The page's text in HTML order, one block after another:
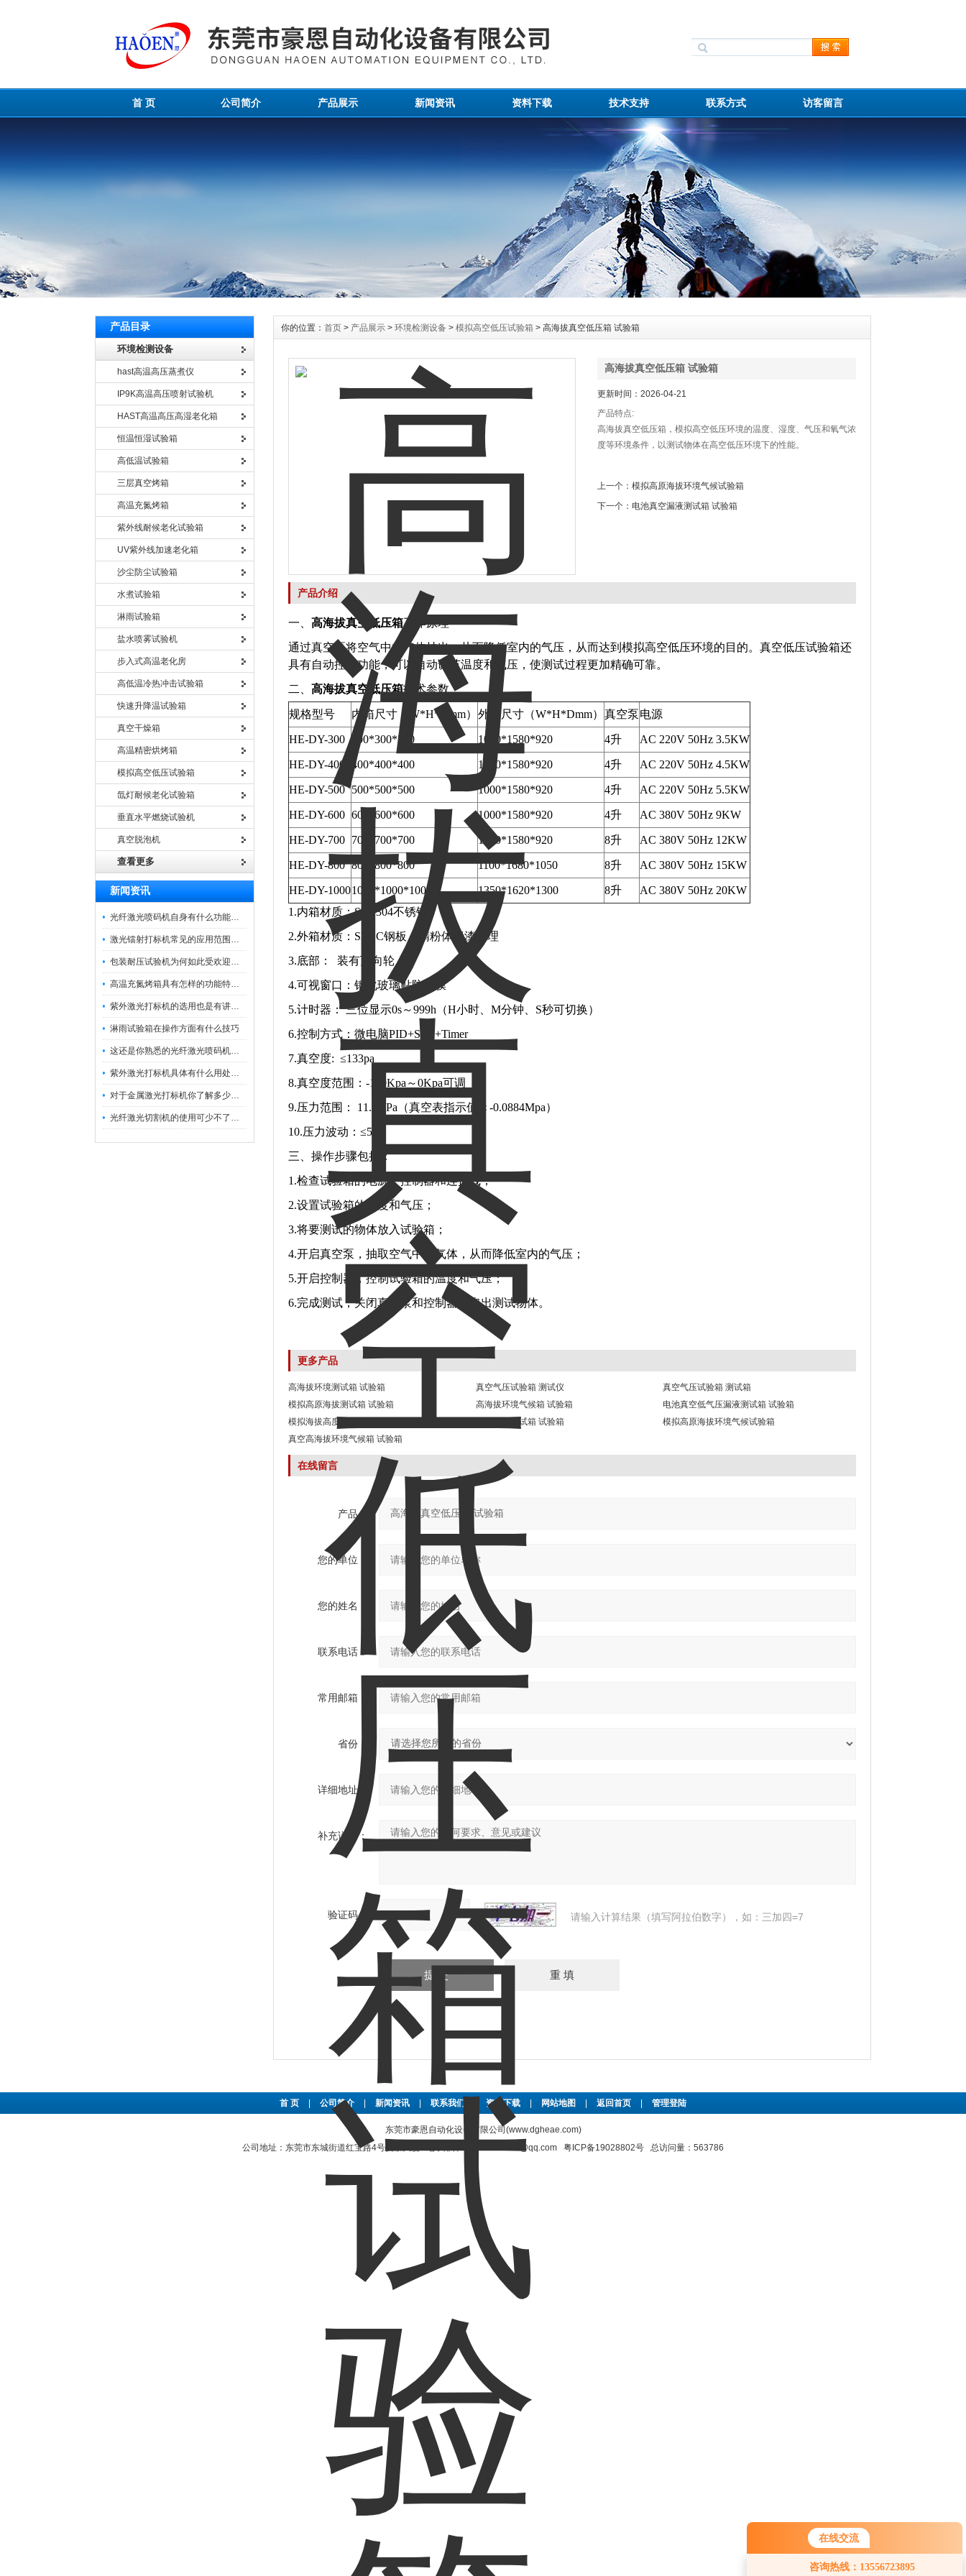
在线交流
咨询热线：13556723895
您好！欢迎前来咨询，很高兴为您
服务，请问您要咨询什么问题呢？
首 页 公司简介 产品展示 新闻资讯 资料下载 技术支持 联系方式 访客留言
产品目录
环境检测设备
hast高温高压蒸煮仪
IP9K高温高压喷射试验机
HAST高温高压高湿老化箱
恒温恒湿试验箱
高低温试验箱
三层真空烤箱
高温充氮烤箱
紫外线耐候老化试验箱
UV紫外线加速老化箱
沙尘防尘试验箱
水煮试验箱
淋雨试验箱
盐水喷雾试验机
步入式高温老化房
高低温冷热冲击试验箱
快速升降温试验箱
真空干燥箱
高温精密烘烤箱
模拟高空低压试验箱
氙灯耐候老化试验箱
垂直水平燃烧试验机
真空脱泡机
查看更多
新闻资讯
光纤激光喷码机自身有什么功能？不妨看看下文
激光镭射打标机常见的应用范围如下
包装耐压试验机为何如此受欢迎呢？
高温充氮烤箱具有怎样的功能特点呢？
紫外激光打标机的选用也是有讲究的
淋雨试验箱在操作方面有什么技巧
这还是你熟悉的光纤激光喷码机吗？
紫外激光打标机具体有什么用处呢？
对于金属激光打标机你了解多少呢？
光纤激光切割机的使用可少不了以下步骤
你的位置： 首页 > 产品展示 > 环境检测设备 > 模拟高空低压试验箱 > 高海拔真空低压箱 试验箱
高海拔真空低压箱 试验箱
更新时间：2026-04-21
产品特点:
高海拔真空低压箱，模拟高空低压环境的温度、湿度、气压和氧气浓
度等环境条件，以测试物体在高空低压环境下的性能。
上一个： 模拟高原海拔环境气候试验箱
下一个： 电池真空漏液测试箱 试验箱
产品介绍
一、 高海拔真空低压箱工作原理
通过真空泵将空气中的气体抽出，从而降低室内的气压，从而达到模拟高空低压环境的目的。真空低压试验箱还
具有自动控制功能，可以自动调节温度和气压，使测试过程更加精确可靠。
二、 高海拔真空低压箱技术参数
规格型号 内箱尺寸（W*H*Dmm） 外箱尺寸（W*H*Dmm） 真空泵电源
HE-DY-300 300*300*300 1000*1580*920 4升 AC 220V 50Hz 3.5KW
HE-DY-400 400*400*400 1000*1580*920 4升 AC 220V 50Hz 4.5KW
HE-DY-500 500*500*500 1000*1580*920 4升 AC 220V 50Hz 5.5KW
HE-DY-600 600*600*600 1000*1580*920 4升 AC 380V 50Hz 9KW
HE-DY-700 700*700*700 1000*1580*920 8升 AC 380V 50Hz 12KW
HE-DY-800 800*800*800 1100*1680*1050 8升 AC 380V 50Hz 15KW
HE-DY-10001000*1000*1000 1350*1620*1300 8升
AC 380V 50Hz 20KW
1.内箱材质：SUS304不锈钢
2.外箱材质：SECC钢板，精粉体烤漆处理
3.底部： 装有万向轮
4.可视窗口：钢化玻璃贴防爆膜
5.计时器： 三位显示0s～999h（H小时、M分钟、S秒可切换）
6.控制方式：微电脑PID+SSR+Timer
7.真空度: ≤133pa
8.真空度范围：-100Kpa～0Kpa可调
9.压力范围： 11.6KPa（真空表指示值＜-0.0884Mpa）
10.压力波动：≤5%
三、 操作步骤包括：
1.检查试验箱的电源、控制器和连接线；
2.设置试验箱的温度和气压；
3.将要测试的物体放入试验箱；
4.开启真空泵，抽取空气中的气体，从而降低室内的气压；
5.开启控制器，控制试验箱的温度和气压；
6.完成测试，关闭真空泵和控制器，取出测试物体。
更多产品
高海拔环境测试箱 试验箱 真空气压试验箱 测试仪
真空气压试验箱 测试箱
模拟高原海拔测试箱 试验箱
高海拔环境气候箱 试验箱
电池真空低气压漏液测试箱 试验箱
模拟海拔高度低气压箱 试验箱
真空气压测试箱 试验箱
模拟高原海拔环境气候试验箱
真空高海拔环境气候箱 试验箱
在线留言
产品：
您的单位：
您的姓名：
联系电话：
常用邮箱：
省份：
详细地址：
补充说明：
验证码： 请输入计算结果（填写阿拉伯数字），如：三加四=7
首 页 公司简介 新闻资讯 联系我们 资料下载 网站地图 返回首页 管理登陆
东莞市豪恩自动化设备有限公司(www.dgheae.com)
公司地址：东莞市东城街道红宝路4号安泰大厦 电子邮件：2565883676@qq.com 粤ICP备19028802号 总访问量：563786